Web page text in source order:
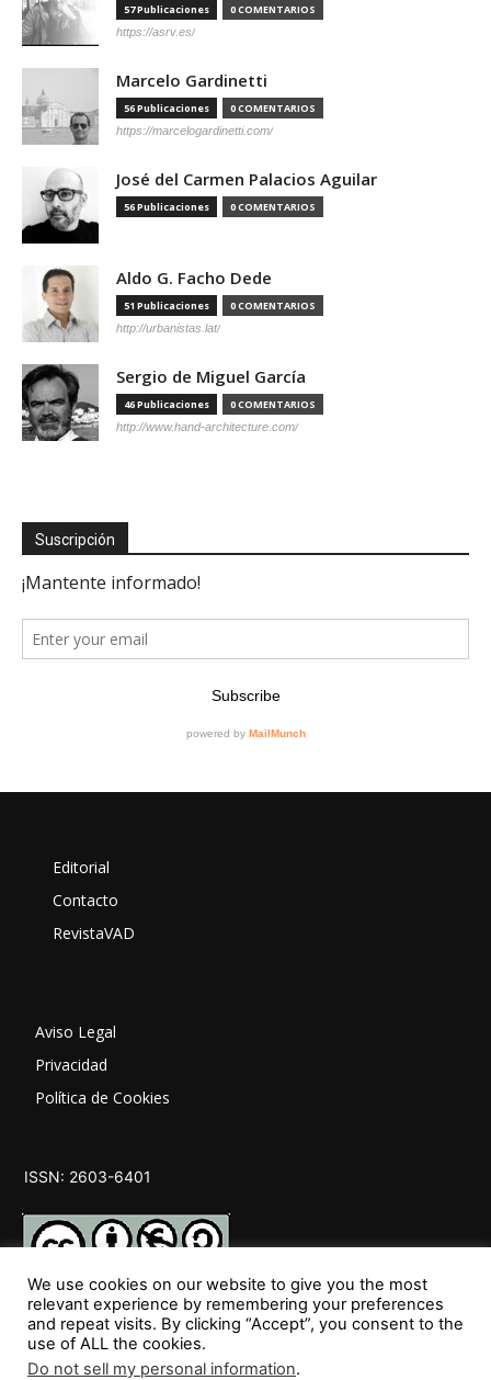
57 Publicaciones 0 COMENTARIOS
https://asrv.es/
Marcelo Gardinetti
56 Publicaciones 0 COMENTARIOS
https://marcelogardinetti.com/
José del Carmen Palacios Aguilar
56 Publicaciones 0 COMENTARIOS
Aldo G. Facho Dede
51 Publicaciones 0 COMENTARIOS
http://urbanistas.lat/
Sergio de Miguel García
46 Publicaciones 0 COMENTARIOS
http://www.hand-architecture.com/
Suscripción
Editorial
Contacto
RevistaVAD
Aviso Legal
Privacidad
Política de Cookies
ISSN: 2603-6401
SÍGUENOS
We use cookies on our website to give you the most
relevant experience by remembering your preferences
and repeat visits. By clicking “Accept”, you consent to the
use of ALL the cookies.
Do not sell my personal information.